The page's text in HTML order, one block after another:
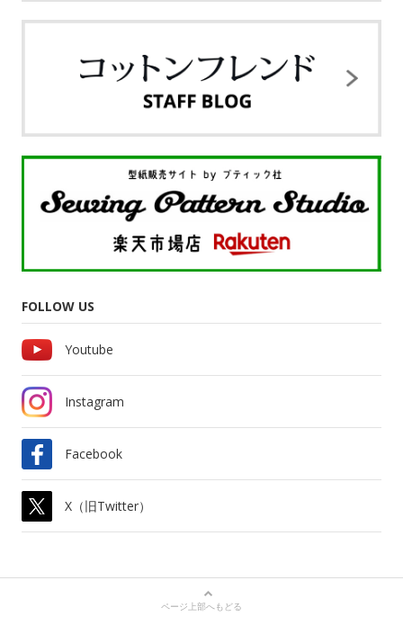
FOLLOW US
Youtube
Instagram
Facebook
X（旧Twitter）
ページ上部へもどる